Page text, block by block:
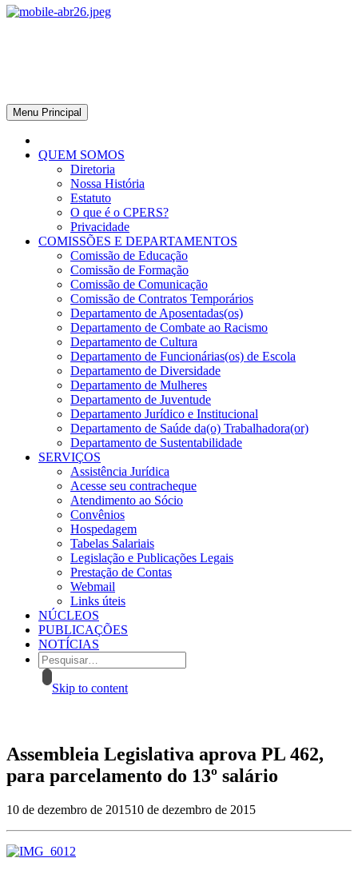
Menu Principal
QUEM SOMOS
Diretoria
Nossa História
Estatuto
O que é o CPERS?
Privacidade
COMISSÕES E DEPARTAMENTOS
Comissão de Educação
Comissão de Formação
Comissão de Comunicação
Comissão de Contratos Temporários
Departamento de Aposentadas(os)
Departamento de Combate ao Racismo
Departamento de Cultura
Departamento de Funcionárias(os) de Escola
Departamento de Diversidade
Departamento de Mulheres
Departamento de Juventude
Departamento Jurídico e Institucional
Departamento de Saúde da(o) Trabalhadora(or)
Departamento de Sustentabilidade
SERVIÇOS
Assistência Jurídica
Acesse seu contracheque
Atendimento ao Sócio
Convênios
Hospedagem
Tabelas Salariais
Legislação e Publicações Legais
Prestação de Contas
Webmail
Links úteis
NÚCLEOS
PUBLICAÇÕES
NOTÍCIAS
Skip to content
Assembleia Legislativa aprova PL 462,
para parcelamento do 13º salário
10 de dezembro de 201510 de dezembro de 2015